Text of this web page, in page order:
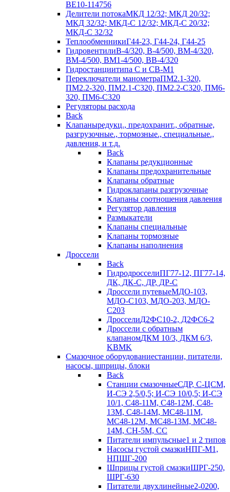
ВЕ10-114756
Делители потокаМКД 12/32; МКД 20/32;
МКД 32/32; МКД-С 12/32; МКД-С 20/32;
МКД-С 32/32
ТеплообменникиГ44-23, Г44-24, Г44-25
ГидровентилиВ-4/320, В-4/500, ВМ-4/320,
ВМ-4/500, ВМ1-4/500, ВВ-4/320
Гидростанциитипа С и СВ-М1
Переключатели манометраПМ2.1-320,
ПМ2.2-320, ПМ2.1-С320, ПМ2.2-С320, ПМ6-
320, ПМ6-С320
Регуляторы расхода
Back
Клапаныредукц., предохранит., обратные,
разгрузочные., тормозные., специальные.,
давления, и т.д.
Back
Клапаны редукционные
Клапаны предохранительные
Клапаны обратные
Гидроклапаны разгрузочные
Клапаны соотношения давления
Регулятор давления
Размыкатели
Клапаны специальные
Клапаны тормозные
Клапаны наполнения
Дроссели
Back
ГидродросселиПГ77-12, ПГ77-14,
ДК, ДК-С, ДР, ДР-С
Дроссели путевыеМДО-103,
МДО-С103, МДО-203, МДО-
С203
ДросселиД2ФС10-2, Д2ФС6-2
Дроссели с обратным
клапаномДКМ 10/3, ДКМ 6/3,
KBMK
Смазочное оборудованиестанции, питатели,
насосы, шприцы, блоки
Back
Станции смазочныеСДР, С-ЦСМ,
И-СЭ 2,5/0,5; И-СЭ 10/0,5; И-СЭ
10/1, С48-11М, С48-12М, С48-
13М, С48-14М, МС48-11М,
МС48-12М, МС48-13М, МС48-
14М, СН-5М, CC
Питатели импульсные1 и 2 типов
Насосы густой смазкиНПГ-М1,
НПШГ-200
Шприцы густой смазкиШРГ-250,
ШРГ-630
Питатели двухлинейные2-0200,